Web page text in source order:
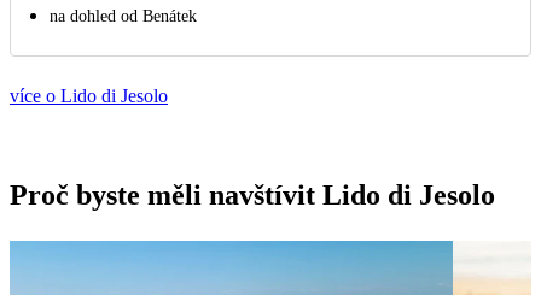
na dohled od Benátek
více o Lido di Jesolo
Proč byste měli navštívit Lido di Jesolo